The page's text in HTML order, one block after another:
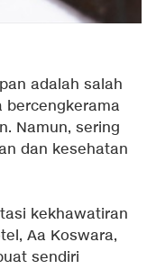
adalah salah
Namun, sering
dan kesehatan
kekhawatiran
Aa Koswara,
sendiri